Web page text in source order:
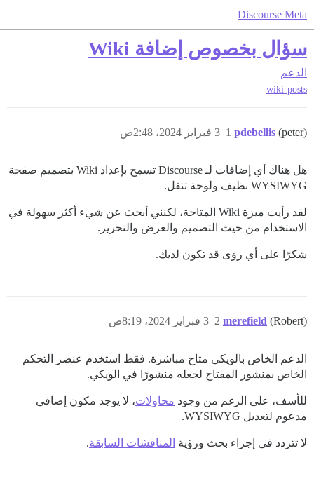
Discourse Meta
سؤال بخصوص إضافة Wiki
الدعم
wiki-posts
pdebellis (peter) 3 فبراير 2024، 2:48ص 1
هل هناك أي إضافات لـ Discourse تسمح بإعداد Wiki بتصميم صفحة
WYSIWYG نظيف ولوحة تنقل.
لقد رأيت ميزة Wiki المتاحة، لكنني أبحث عن شيء أكثر سهولة في
الاستخدام من حيث التصميم والعرض والتحرير.
شكرًا على أي رؤى قد تكون لديك.
merefield (Robert) 3 فبراير 2024، 8:19ص 2
الدعم الخاص بالويكي متاح مباشرة. فقط استخدم عنصر التحكم
الخاص بمنشور المفتاح لجعله منشورًا في الويكي.
للأسف، على الرغم من وجود محاولات، لا يوجد مكون إضافي
مدعوم لتعديل WYSIWYG.
لا تتردد في إجراء بحث ورؤية المناقشات السابقة.